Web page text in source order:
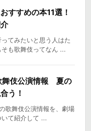
すすめの本11選！
てみたいと思う人はた
も歌舞伎ってなん ...
舞伎公演情報 夏の
う！
歌舞伎公演情報を、劇場
て紹介して ...